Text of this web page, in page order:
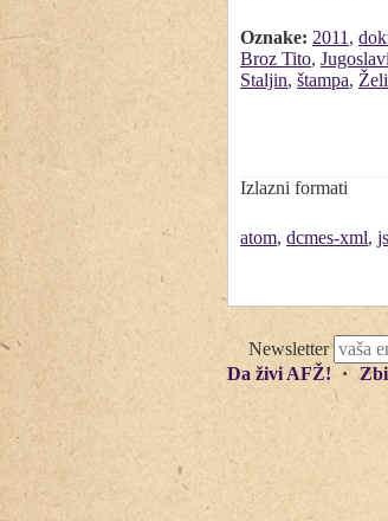
Oznake: 2011 ,
Broz Tito,
Staljin, štampa,
Izlazni formati
atom, dcmes-xml,
Newsletter
Da živi AFŽ!